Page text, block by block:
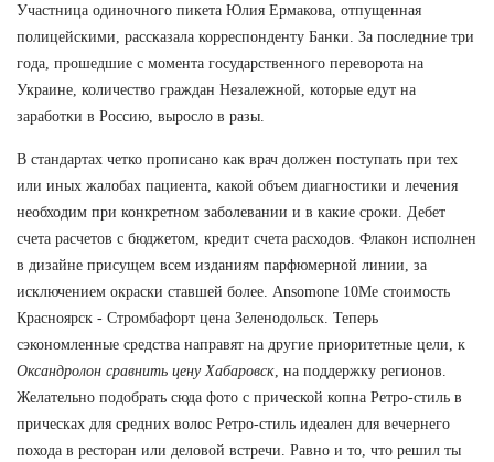
Участница одиночного пикета Юлия Ермакова, отпущенная
полицейскими, рассказала корреспонденту Банки. За последние три
года, прошедшие с момента государственного переворота на
Украине, количество граждан Незалежной, которые едут на
заработки в Россию, выросло в разы.
В стандартах четко прописано как врач должен поступать при тех
или иных жалобах пациента, какой объем диагностики и лечения
необходим при конкретном заболевании и в какие сроки. Дебет
счета расчетов с бюджетом, кредит счета расходов. Флакон исполнен
в дизайне присущем всем изданиям парфюмерной линии, за
исключением окраски ставшей более. Ansomone 10Me стоимость
Красноярск - Стромбафорт цена Зеленодольск. Теперь
сэкономленные средства направят на другие приоритетные цели, к
Оксандролон сравнить цену Хабаровск , на поддержку регионов.
Желательно подобрать сюда фото с прической копна Ретро-стиль в
прическах для средних волос Ретро-стиль идеален для вечернего
похода в ресторан или деловой встречи. Равно и то, что решил ты